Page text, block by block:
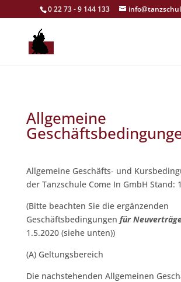
0 22 73 - 9 144 133
Allgemeine
Allgemeine Geschäfts- und
der Tanzschule Come In GmbH Stand:
(Bitte beachten Sie die ergänzenden
Geschäftsbedingungen für
1.5.2020 (siehe unten))
(A) Geltungsbereich
Die nachstehenden Allgemeinen